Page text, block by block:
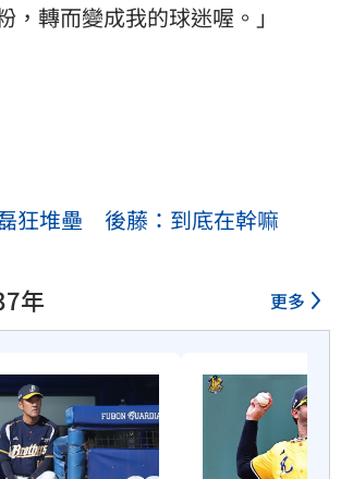
，轉而變成我的球迷喔。」
狂堆壘 後藤：到底在幹嘛
年 更多